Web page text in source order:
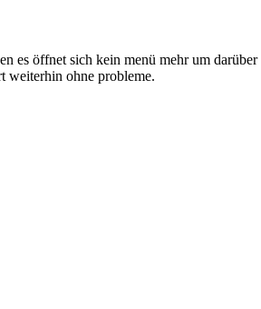
es öffnet sich kein menü mehr um darüber
weiterhin ohne probleme.